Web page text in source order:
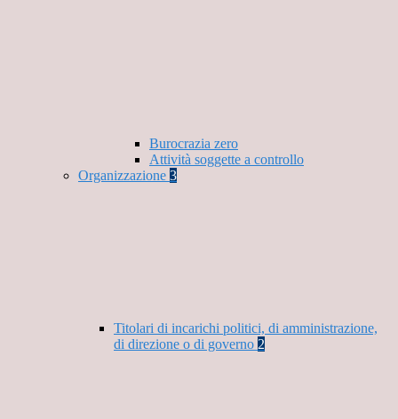
Burocrazia zero
Attività soggette a controllo
Organizzazione 3
Titolari di incarichi politici, di amministrazione,
di direzione o di governo 2